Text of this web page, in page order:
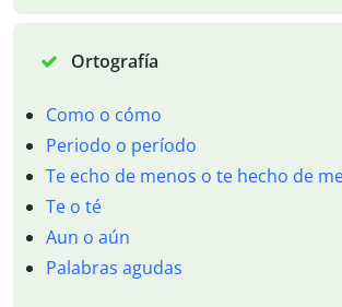
Ortografía
Como o cómo
Periodo o período
Te echo de menos o te hecho de
Te o té
Aun o aún
Palabras agudas